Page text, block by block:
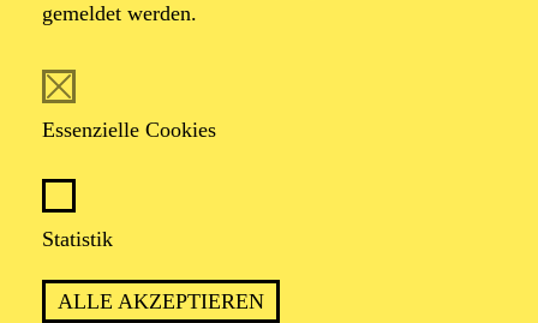
gemeldet werden.
Essenzielle Cookies
Statistik
ALLE AKZEPTIEREN
Alina Fluck wurde 1993 in Hamburg geboren. Von
Kulturwissenschaft an der Heinrich-Heine-Universität
Düsseldorf. Es folgten zwei Jahre als Regieassistentin